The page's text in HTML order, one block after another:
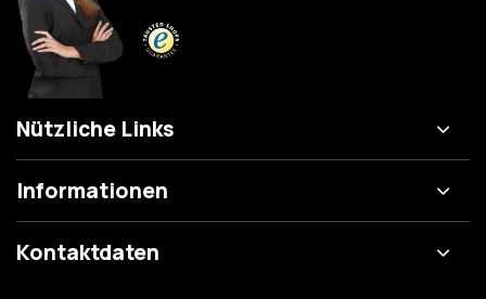
Nützliche Links
Informationen
Kontaktdaten